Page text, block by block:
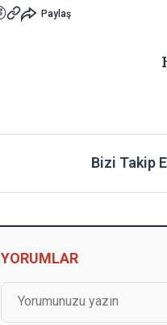
Paylaş
Bizi Takip
YORUMLAR